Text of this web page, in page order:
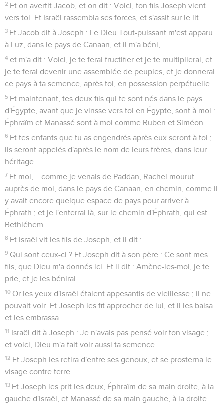
2 Et on avertit Jacob, et on dit : Voici, ton fils Joseph vient
vers toi. Et Israël rassembla ses forces, et s'assit sur le lit.
3 Et Jacob dit à Joseph : Le Dieu Tout-puissant m'est apparu
à Luz, dans le pays de Canaan, et il m'a béni,
4 et m'a dit : Voici, je te ferai fructifier et je te multiplierai, et
je te ferai devenir une assemblée de peuples, et je donnerai
ce pays à ta semence, après toi, en possession perpétuelle.
5 Et maintenant, tes deux fils qui te sont nés dans le pays
d'Égypte, avant que je vinsse vers toi en Égypte, sont à moi :
Éphraïm et Manassé sont à moi comme Ruben et Siméon.
6 Et tes enfants que tu as engendrés après eux seront à toi ;
ils seront appelés d'après le nom de leurs frères, dans leur
héritage.
7 Et moi,... comme je venais de Paddan, Rachel mourut
auprès de moi, dans le pays de Canaan, en chemin, comme il
y avait encore quelque espace de pays pour arriver à
Éphrath ; et je l'enterrai là, sur le chemin d'Éphrath, qui est
Bethléhem.
8 Et Israël vit les fils de Joseph, et il dit :
9 Qui sont ceux-ci ? Et Joseph dit à son père : Ce sont mes
fils, que Dieu m'a donnés ici. Et il dit : Amène-les-moi, je te
prie, et je les bénirai.
10 Or les yeux d'Israël étaient appesantis de vieillesse ; il ne
pouvait voir. Et Joseph les fit approcher de lui, et il les baisa
et les embrassa.
11 Israël dit à Joseph : Je n'avais pas pensé voir ton visage ;
et voici, Dieu m'a fait voir aussi ta semence.
12 Et Joseph les retira d'entre ses genoux, et se prosterna le
visage contre terre.
13 Et Joseph les prit les deux, Éphraïm de sa main droite, à la
gauche d'Israël, et Manassé de sa main gauche, à la droite